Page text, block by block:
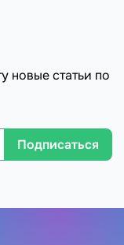
новые статьи по
Подписаться